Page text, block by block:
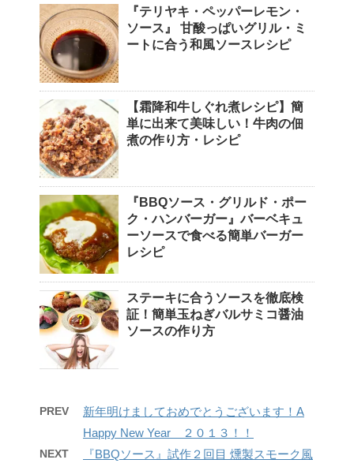
『テリヤキ・ペッパーレモン・
ソース』 甘酸っぱいグリル・ミ
ートに合う和風ソースレシピ
【霜降和牛しぐれ煮レシピ】簡
単に出来て美味しい！牛肉の佃
煮の作り方・レシピ
『BBQソース・グリルド・ポー
ク・ハンバーガー』バーベキュ
ーソースで食べる簡単バーガー
レシピ
ステーキに合うソースを徹底検
証！簡単玉ねぎバルサミコ醤油
ソースの作り方
PREV
新年明けましておめでとうございます！A
Happy New Year ２０１３！！
NEXT
『BBQソース』試作２回目 燻製スモーク風